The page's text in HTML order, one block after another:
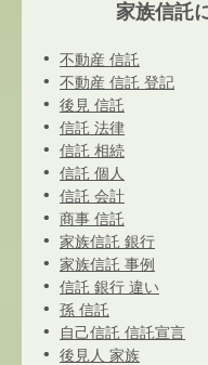
家族信託
不動産 信託
不動産 信託 登記
後見 信託
信託 法律
信託 相続
信託 個人
信託 会計
商事 信託
家族信託 銀行
家族信託 事例
信託 銀行 違い
孫 信託
自己信託 信託宣言
後見人 家族